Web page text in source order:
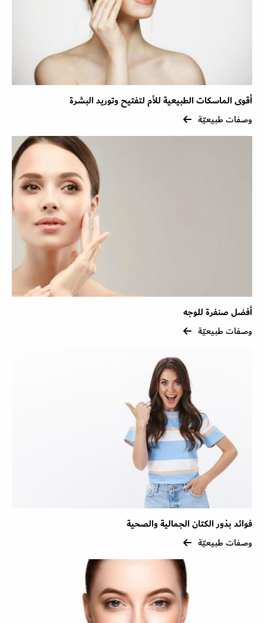
أقوى الماسكات الطبيعية للأم لتفتيح وتوريد البشرة
وصفات طبيعيّة
أفضل صنفرة للوجه
وصفات طبيعيّة
فوائد بذور الكتان الجمالية والصحية
وصفات طبيعيّة